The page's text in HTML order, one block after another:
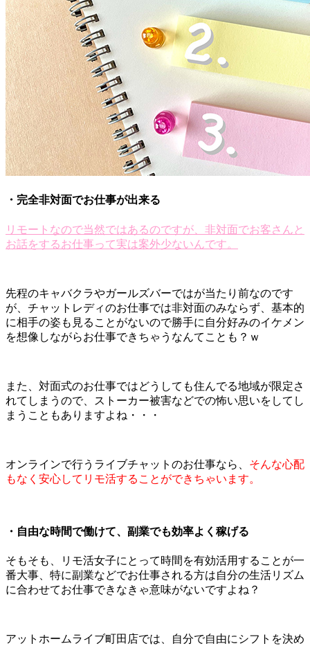
・完全非対面でお仕事が出来る
リモートなので当然ではあるのですが、非対面でお客さんと
お話をするお仕事って実は案外少ないんです。
先程のキャバクラやガールズバーではが当たり前なのです
が、チャットレディのお仕事では非対面のみならず、基本的
に相手の姿も見ることがないので勝手に自分好みのイケメン
を想像しながらお仕事できちゃうなんてことも？ｗ
また、対面式のお仕事ではどうしても住んでる地域が限定さ
れてしまうので、ストーカー被害などでの怖い思いをしてし
まうこともありますよね・・・
オンラインで行うライブチャットのお仕事なら、 そんな心配
もなく安心してリモ活することができちゃいます。
・自由な時間で働けて、副業でも効率よく稼げる
そもそも、リモ活女子にとって時間を有効活用することが一
番大事、特に副業などでお仕事される方は自分の生活リズム
に合わせてお仕事できなきゃ意味がないですよね？
アットホームライブ町田店では、自分で自由にシフトを決め